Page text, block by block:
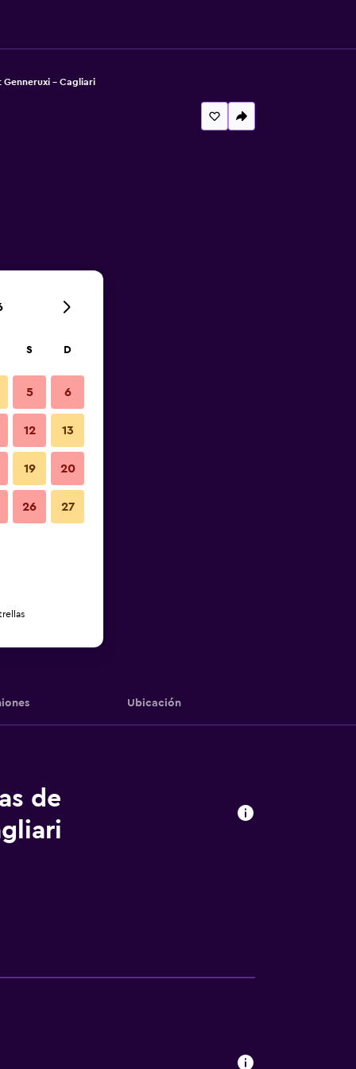
Genneruxi - Cagliari
Ubicación
de
S D
5 6
12 13
19 20
26 27